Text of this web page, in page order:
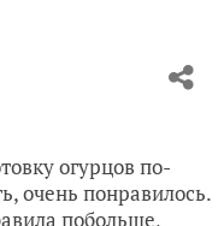
огурцов по-
очень понравилось.
побольше,